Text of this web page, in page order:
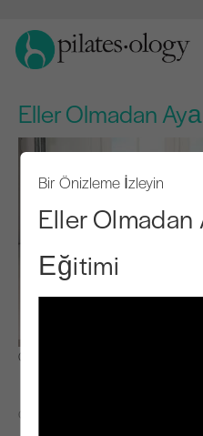
Eller Olmadan
Bir Önizleme İzleyin
Eller
Eğitimi
Gözlemle ve Öğren
ÖĞRETMEN